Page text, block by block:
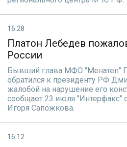
16:28
Платон Лебедев
России
Бывший глава МФО "Менатеп"
обратился к президенту РФ
жалобой на нарушение его
сообщает 23 июля "Интерфакс"
Игоря Сапожкова.
16:12